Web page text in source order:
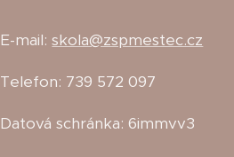
E-mail:skola@zspmestec.cz
Telefon: 739 572 097
Datová schránka: 6immvv3